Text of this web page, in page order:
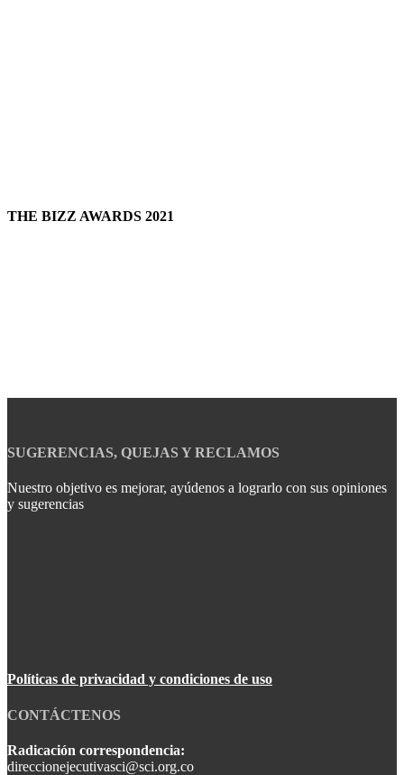
THE BIZZ AWARDS 2021
SUGERENCIAS, QUEJAS Y RECLAMOS
Nuestro objetivo es mejorar, ayúdenos a lograrlo con sus opiniones
y sugerencias
Políticas de privacidad y condiciones de uso
CONTÁCTENOS
Radicación correspondencia:
direccionejecutivasci@sci.org.co